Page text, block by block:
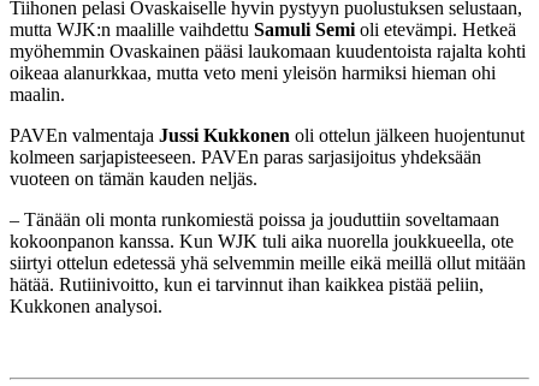
Tiihonen pelasi Ovaskaiselle hyvin pystyyn puolustuksen selustaan,
mutta WJK:n maalille vaihdettu Samuli Semi oli etevämpi. Hetkeä
myöhemmin Ovaskainen pääsi laukomaan kuudentoista rajalta kohti
oikeaa alanurkkaa, mutta veto meni yleisön harmiksi hieman ohi
maalin.
PAVEn valmentaja Jussi Kukkonen oli ottelun jälkeen huojentunut
kolmeen sarjapisteeseen. PAVEn paras sarjasijoitus yhdeksään
vuoteen on tämän kauden neljäs.
– Tänään oli monta runkomiestä poissa ja jouduttiin soveltamaan
kokoonpanon kanssa. Kun WJK tuli aika nuorella joukkueella, ote
siirtyi ottelun edetessä yhä selvemmin meille eikä meillä ollut mitään
hätää. Rutiinivoitto, kun ei tarvinnut ihan kaikkea pistää peliin,
Kukkonen analysoi.